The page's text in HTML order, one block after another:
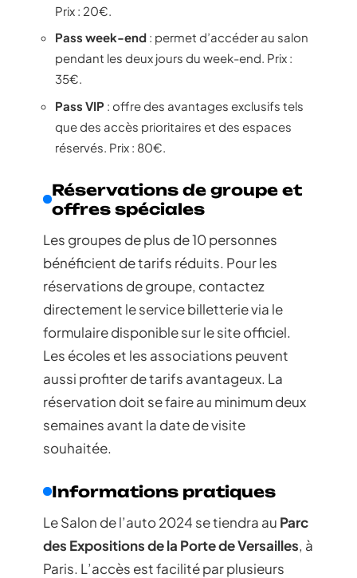
Prix : 20€.
Pass week-end : permet d’accéder au salon
pendant les deux jours du week-end. Prix :
35€.
Pass VIP : offre des avantages exclusifs tels
que des accès prioritaires et des espaces
réservés. Prix : 80€.
Réservations de groupe et
offres spéciales
Les groupes de plus de 10 personnes
bénéficient de tarifs réduits. Pour les
réservations de groupe, contactez
directement le service billetterie via le
formulaire disponible sur le site officiel.
Les écoles et les associations peuvent
aussi profiter de tarifs avantageux. La
réservation doit se faire au minimum deux
semaines avant la date de visite
souhaitée.
Informations pratiques
Le Salon de l’auto 2024 se tiendra au Parc
des Expositions de la Porte de Versailles, à
Paris. L’accès est facilité par plusieurs